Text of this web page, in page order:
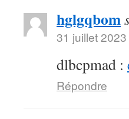
hglgqbom
31 juillet
dlbcpmad :
Répondre